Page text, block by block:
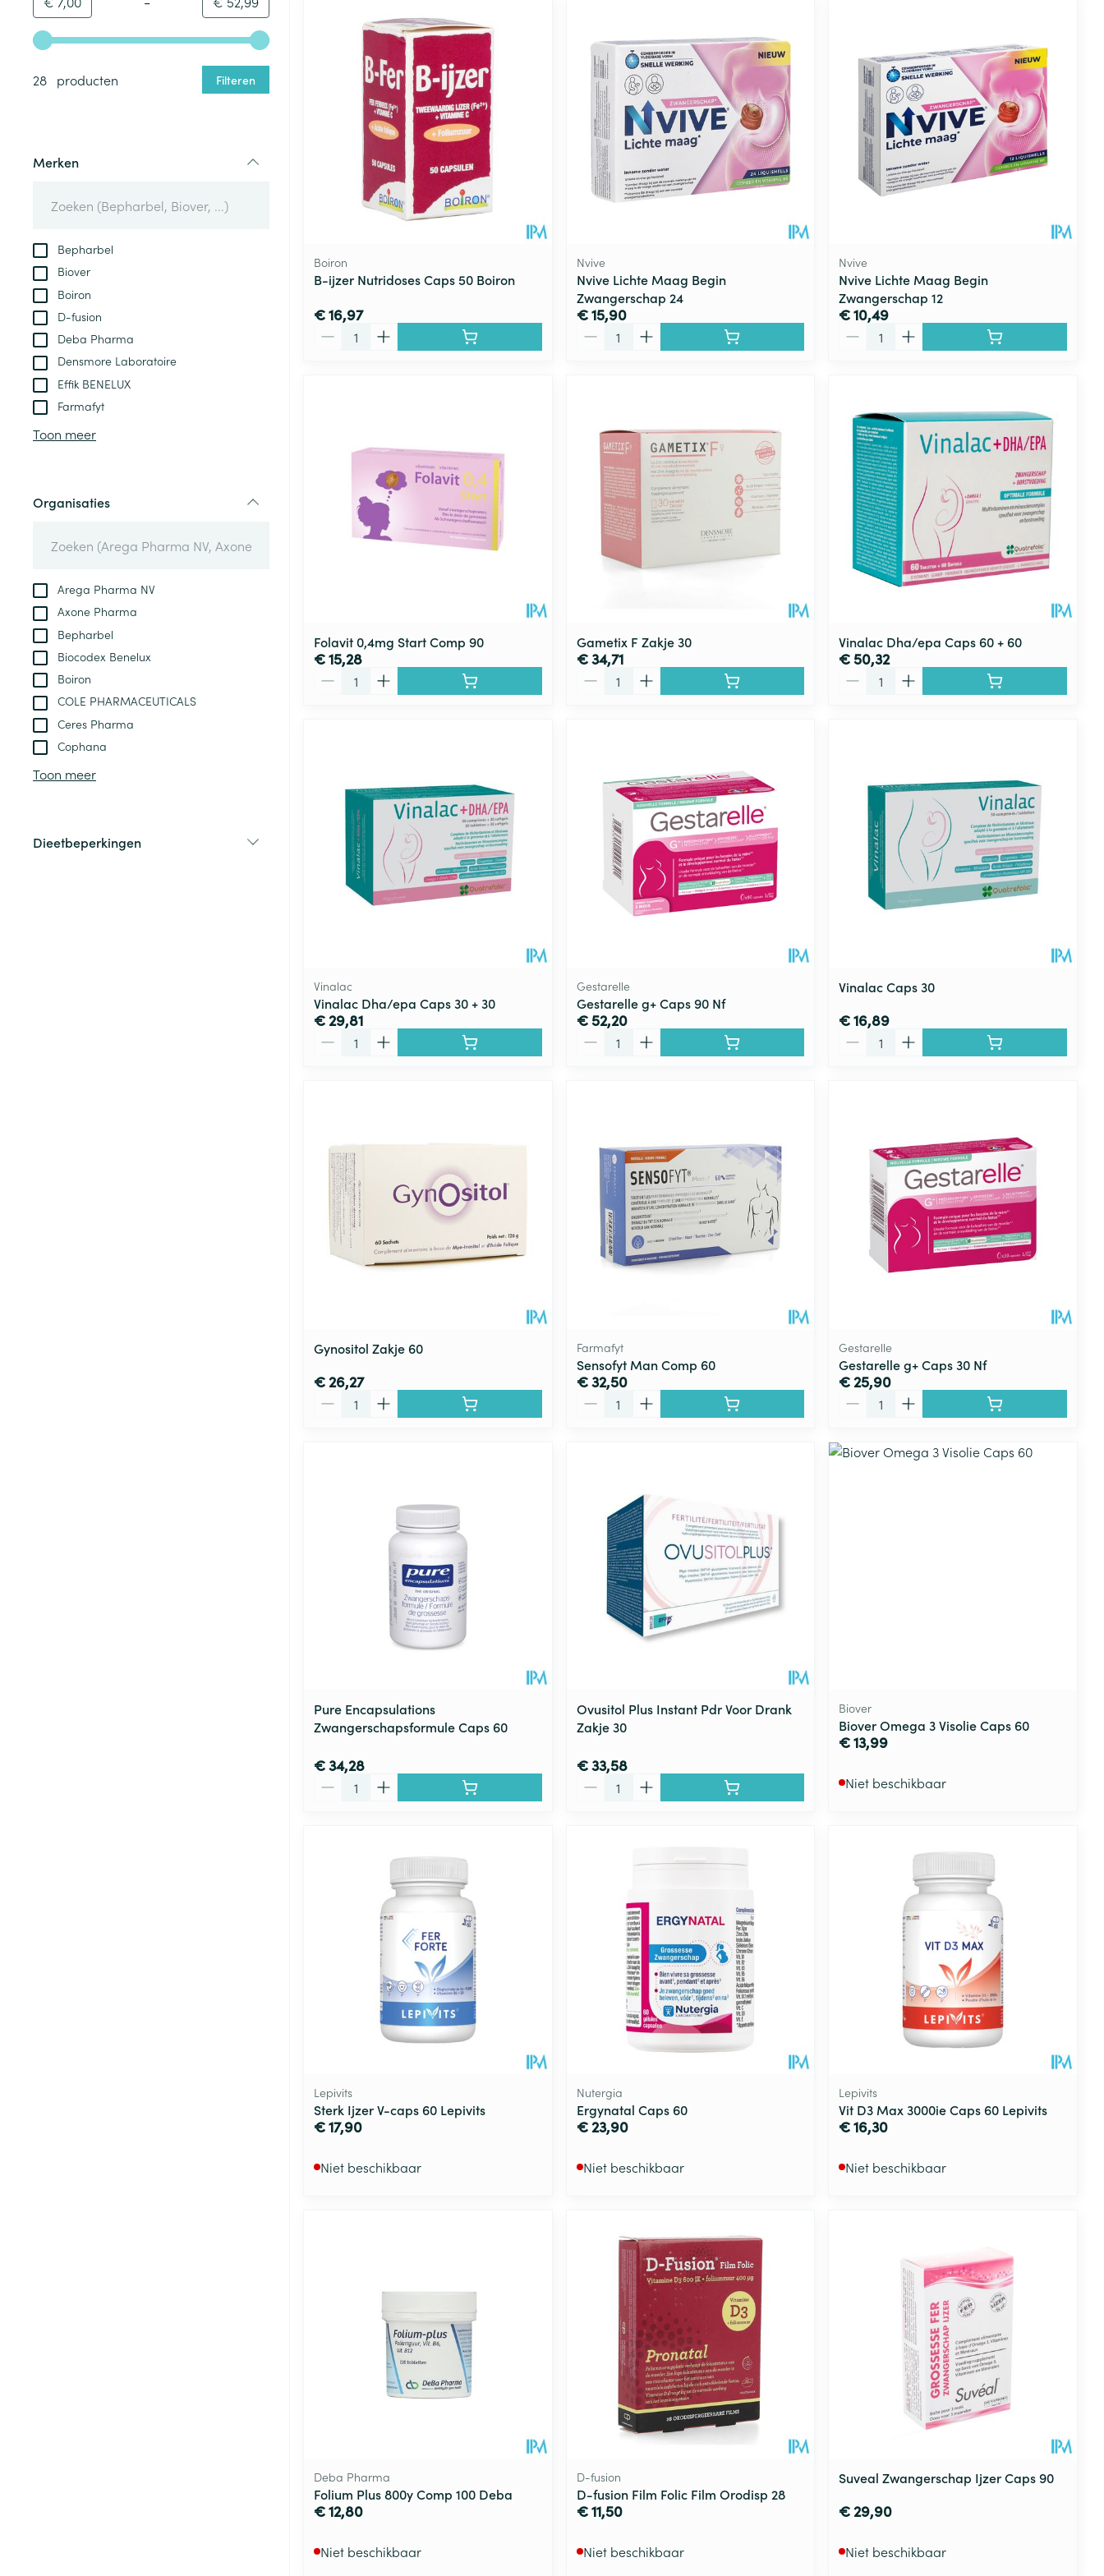
Gebruik de pijltjestoetsen links en rechts om de minimale en maximale prijswaarden aan te passen.
28 producten
Filteren
Merken
Bepharbel
Biover
Boiron
D-fusion
Deba Pharma
Densmore Laboratoire
Effik BENELUX
Farmafyt
Toon meer
Organisaties
Arega Pharma NV
Axone Pharma
Bepharbel
Biocodex Benelux
Boiron
COLE PHARMACEUTICALS
Ceres Pharma
Cophana
Toon meer
Dieetbeperkingen
Boiron
B-ijzer Nutridoses Caps 50 Boiron
€ 16,97
Nvive
Nvive Lichte Maag Begin
Zwangerschap 24
€ 15,90
Nvive
Nvive Lichte Maag Begin
Zwangerschap 12
€ 10,49
Folavit 0,4mg Start Comp 90
€ 15,28
Gametix F Zakje 30
€ 34,71
Vinalac Dha/epa Caps 60 + 60
€ 50,32
Vinalac
Vinalac Dha/epa Caps 30 + 30
€ 29,81
Gestarelle
Gestarelle g+ Caps 90 Nf
€ 52,20
Vinalac Caps 30
€ 16,89
Gynositol Zakje 60
€ 26,27
Farmafyt
Sensofyt Man Comp 60
€ 32,50
Gestarelle
Gestarelle g+ Caps 30 Nf
€ 25,90
Pure Encapsulations
Zwangerschapsformule Caps 60
€ 34,28
Ovusitol Plus Instant Pdr Voor Drank
Zakje 30
€ 33,58
Biover
Biover Omega 3 Visolie Caps 60
€ 13,99
Niet beschikbaar
Lepivits
Sterk Ijzer V-caps 60 Lepivits
€ 17,90
Niet beschikbaar
Nutergia
Ergynatal Caps 60
€ 23,90
Niet beschikbaar
Lepivits
Vit D3 Max 3000ie Caps 60 Lepivits
€ 16,30
Niet beschikbaar
Deba Pharma
Folium Plus 800y Comp 100 Deba
€ 12,80
Niet beschikbaar
D-fusion
D-fusion Film Folic Film Orodisp 28
€ 11,50
Niet beschikbaar
Suveal Zwangerschap Ijzer Caps 90
€ 29,90
Niet beschikbaar